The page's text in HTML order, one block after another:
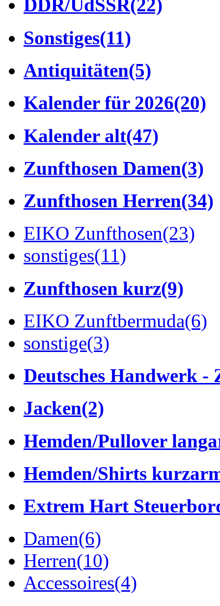
DDR/UdSSR(22)
Sonstiges(11)
Antiquitäten(5)
Kalender für 2026(20)
Kalender alt(47)
Zunfthosen Damen(3)
Zunfthosen Herren(34)
EIKO Zunfthosen(23)
sonstiges(11)
Zunfthosen kurz(9)
EIKO Zunftbermuda(6)
sonstige(3)
Deutsches Handwerk -
Jacken(2)
Hemden/Pullover
Hemden/Shirts
Extrem Hart
Damen(6)
Herren(10)
Accessoires(4)